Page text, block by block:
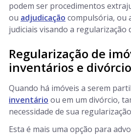
podem ser procedimentos
ou adjudicação compulsória, ou
judiciais visando a regularização
Regularização de
inventários e
Quando há imóveis a serem
inventário ou em um divórcio,
necessidade de sua
Esta é mais uma opção para